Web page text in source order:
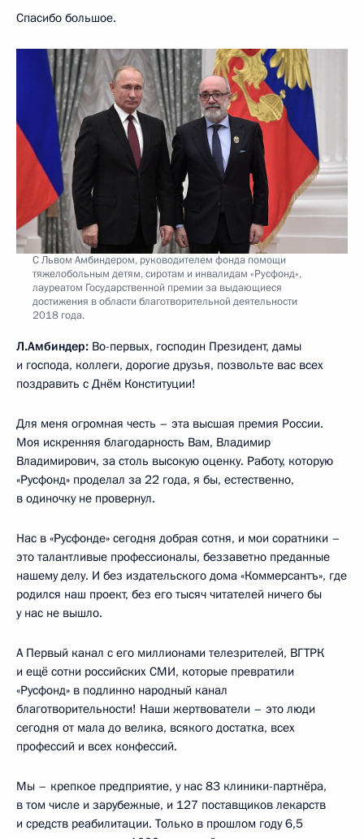
Спасибо большое.
С Львом Амбиндером, руководителем фонда помощи
тяжелобольным детям, сиротам и инвалидам «Русфонд»,
лауреатом Государственной премии за выдающиеся
достижения в области благотворительной деятельности
2018 года.
Л.Амбиндер: Во-первых, господин Президент, дамы
и господа, коллеги, дорогие друзья, позвольте вас всех
поздравить с Днём Конституции!
Для меня огромная честь – эта высшая премия России.
Моя искренняя благодарность Вам, Владимир
Владимирович, за столь высокую оценку. Работу, которую
«Русфонд» проделал за 22 года, я бы, естественно,
в одиночку не провернул.
Нас в «Русфонде» сегодня добрая сотня, и мои соратники –
это талантливые профессионалы, беззаветно преданные
нашему делу. И без издательского дома «Коммерсантъ», где
родился наш проект, без его тысяч читателей ничего бы
у нас не вышло.
А Первый канал с его миллионами телезрителей, ВГТРК
и ещё сотни российских СМИ, которые превратили
«Русфонд» в подлинно народный канал
благотворительности! Наши жертвователи – это люди
сегодня от мала до велика, всякого достатка, всех
профессий и всех конфессий.
Мы – крепкое предприятие, у нас 83 клиники-партнёра,
в том числе и зарубежные, и 127 поставщиков лекарств
и средств реабилитации. Только в прошлом году 6,5